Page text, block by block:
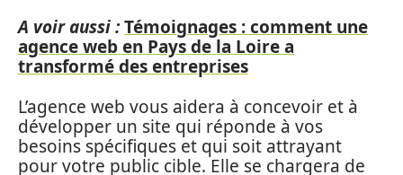
A voir aussi :Témoignages : comment une
agence web en Pays de la Loire a
transformé des entreprises
L’agence web vous aidera à concevoir et à
développer un site qui réponde à vos
besoins spécifiques et qui soit attrayant
pour votre public cible. Elle se chargera de